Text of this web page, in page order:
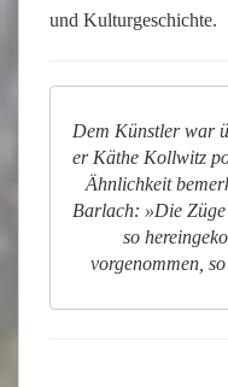
und Kulturgeschichte.
Dem Künstler war
er Käthe Kollwitz
Ähnlichkeit
Barlach: »Die
so
vorgenommen,